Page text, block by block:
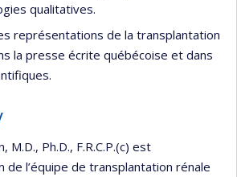
qualitatives.
représentations de la transplantation
la presse écrite québécoise et dans
M.D., Ph.D., F.R.C.P.(c) est
de l’équipe de transplantation rénale